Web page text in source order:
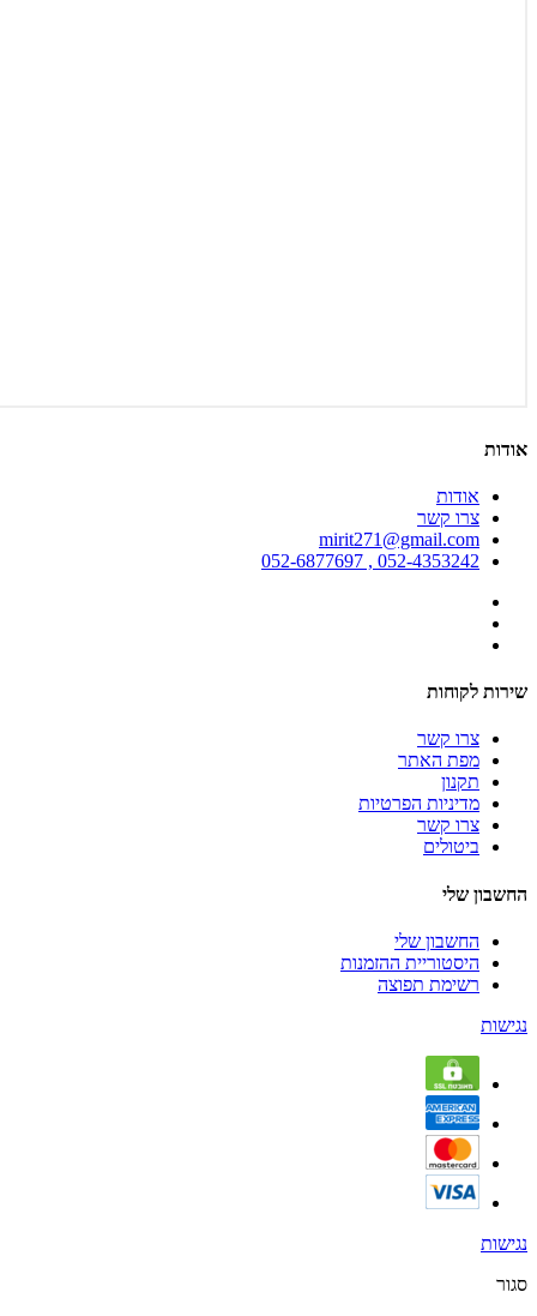
אודות
אודות
צרו קשר
mirit271@gmail.com
052-4353242 , 052-6877697
שירות לקוחות
צרו קשר
מפת האתר
תקנון
מדיניות הפרטיות
צרו קשר
ביטולים
החשבון שלי
החשבון שלי
היסטוריית ההזמנות
רשימת תפוצה
נגישות
נגישות
סגור